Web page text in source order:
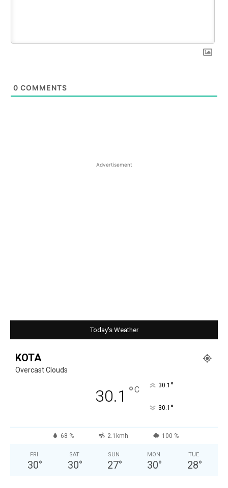
0 COMMENTS
Advertisement
Today's Weather
KOTA
Overcast Clouds
30.1 °C 30.1 °
30.1 °
68 % 2.1kmh 100 %
FRI
30°
SAT
30°
SUN
27°
MON
30°
TUE
28°